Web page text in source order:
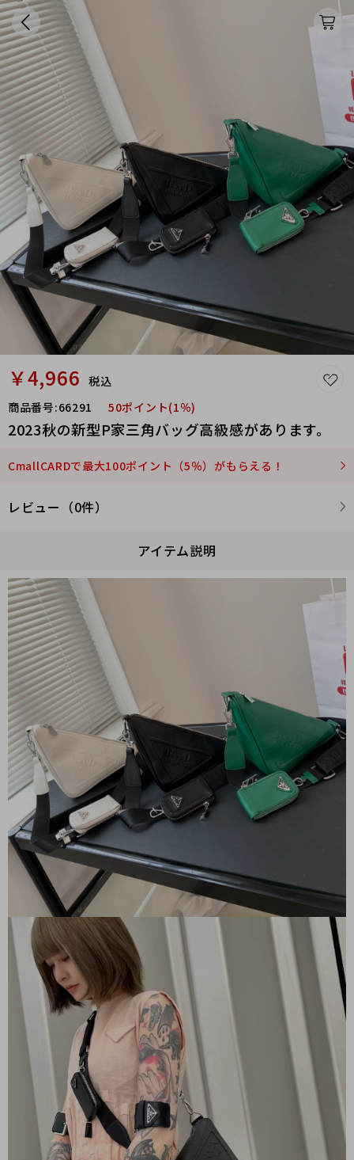
￥4,966 税込
商品番号:66291 50ポイント(1％)
2023秋の新型P家三角バッグ高級感があります。
CmallCARDで最大100ポイント（5％）がもらえる！
レビュー（0件）
アイテム説明